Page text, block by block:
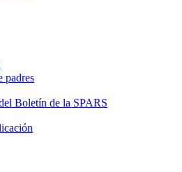
padres
Boletín de la SPARS